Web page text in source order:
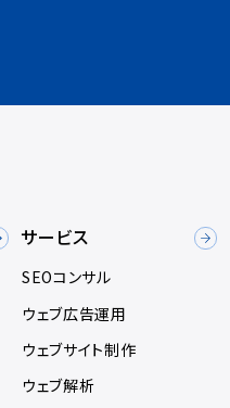
サービス
SEOコンサル
ウェブ広告運用
ウェブサイト制作
ウェブ解析